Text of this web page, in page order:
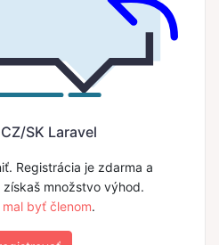
SK Laravel
Registrácia je zdarma a
množstvo výhod.
byť členom.